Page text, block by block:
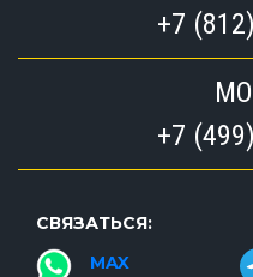
+7
+7
СВЯЗАТЬСЯ:
MAX